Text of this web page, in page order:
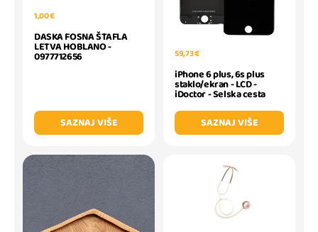
1,00 €
DASKA FOSNA ŠTAFLA
LETVA HOBLANO -
0977712656
SAZNAJ VIŠE
59,73 €
iPhone 6 plus, 6s plus
staklo/ekran - LCD -
iDoctor - Selska cesta
SAZNAJ VIŠE